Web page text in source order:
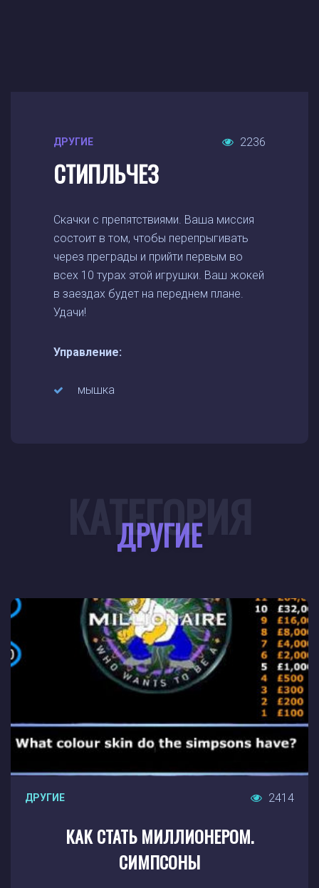
ДРУГИЕ 2236
СТИПЛЬЧЕЗ
Скачки с препятствиями. Ваша миссия
состоит в том, чтобы перепрыгивать
через преграды и прийти первым во
всех 10 турах этой игрушки. Ваш жокей
в заездах будет на переднем плане.
Удачи!
Управление:
мышка
ДРУГИЕ
КАТЕГОРИЯ
ДРУГИЕ 2414
КАК СТАТЬ МИЛЛИОНЕРОМ.
СИМПСОНЫ